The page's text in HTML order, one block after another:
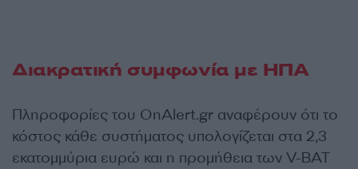
Διακρατική συμφωνία με ΗΠΑ
Πληροφορίες του OnΑlert.gr αναφέρουν ότι το
κόστος κάθε συστήματος υπολογίζεται στα 2,3
εκατομμύρια ευρώ και η προμήθεια των V-BAT